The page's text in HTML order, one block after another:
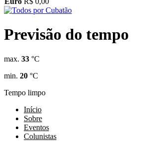
Previsão do tempo
max. 33 °C
min. 20 °C
Tempo limpo
Início
Sobre
Eventos
Colunistas